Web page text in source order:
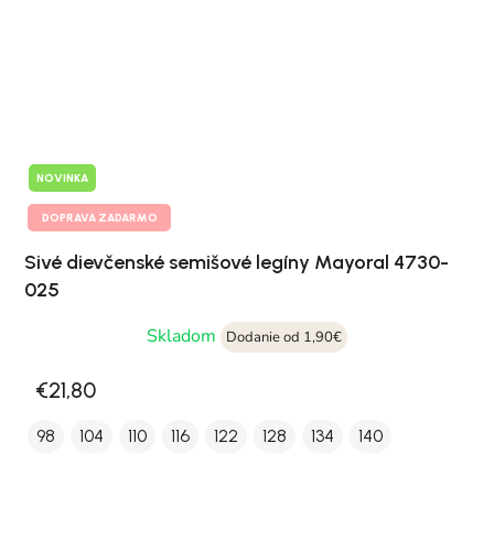
NOVINKA
DOPRAVA ZADARMO
Sivé dievčenské semišové legíny Mayoral 4730-
025
Skladom
Dodanie od 1,90€
€21,80
98 104 110 116 122 128 134 140